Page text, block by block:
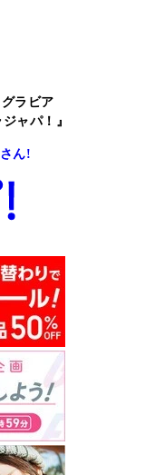
ラビア
ャパ！』
ん!